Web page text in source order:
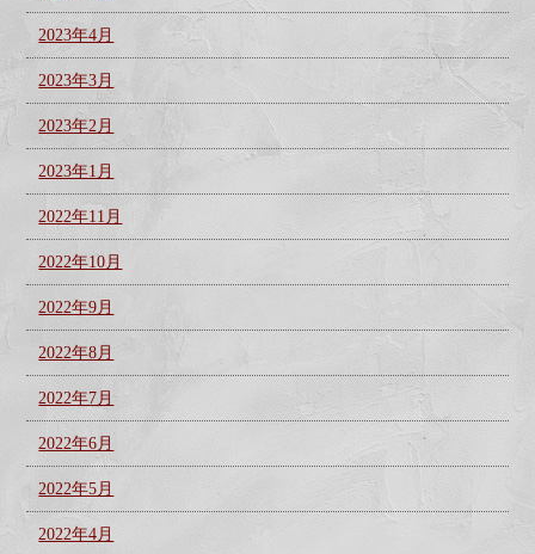
2023年4月
2023年3月
2023年2月
2023年1月
2022年11月
2022年10月
2022年9月
2022年8月
2022年7月
2022年6月
2022年5月
2022年4月